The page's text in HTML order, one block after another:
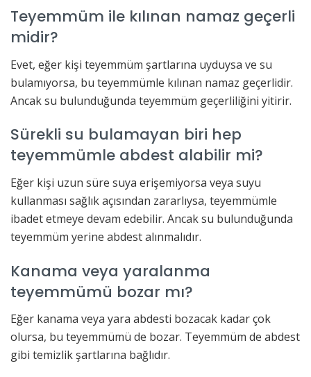
Teyemmüm ile kılınan namaz geçerli
midir?
Evet, eğer kişi teyemmüm şartlarına uyduysa ve su
bulamıyorsa, bu teyemmümle kılınan namaz geçerlidir.
Ancak su bulunduğunda teyemmüm geçerliliğini yitirir.
Sürekli su bulamayan biri hep
teyemmümle abdest alabilir mi?
Eğer kişi uzun süre suya erişemiyorsa veya suyu
kullanması sağlık açısından zararlıysa, teyemmümle
ibadet etmeye devam edebilir. Ancak su bulunduğunda
teyemmüm yerine abdest alınmalıdır.
Kanama veya yaralanma
teyemmümü bozar mı?
Eğer kanama veya yara abdesti bozacak kadar çok
olursa, bu teyemmümü de bozar. Teyemmüm de abdest
gibi temizlik şartlarına bağlıdır.